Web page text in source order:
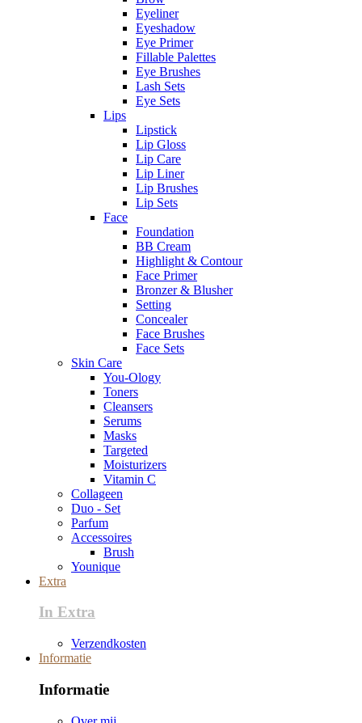
Eyeliner
Eyeshadow
Eye Primer
Fillable Palettes
Eye Brushes
Lash Sets
Eye Sets
Lips
Lipstick
Lip Gloss
Lip Care
Lip Liner
Lip Brushes
Lip Sets
Face
Foundation
BB Cream
Highlight & Contour
Face Primer
Bronzer & Blusher
Setting
Concealer
Face Brushes
Face Sets
Skin Care
You-Ology
Toners
Cleansers
Serums
Masks
Targeted
Moisturizers
Vitamin C
Collageen
Duo - Set
Parfum
Accessoires
Brush
Younique
Extra
In Extra
Verzendkosten
Informatie
Informatie